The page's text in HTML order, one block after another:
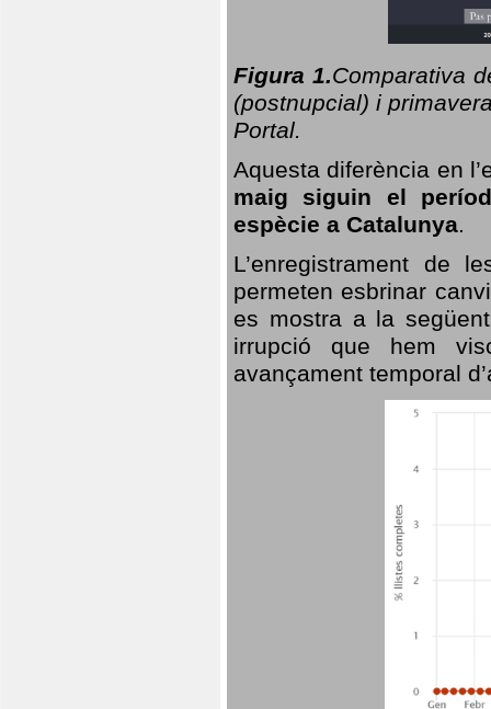
Figura 1.Comparativa
(postnupcial) i
Portal.
Aquesta diferència en
maig siguin el
espècie a Catalunya.
L’enregistrament de
permeten esbrinar
es mostra a la
irrupció que hem
avançament temporal